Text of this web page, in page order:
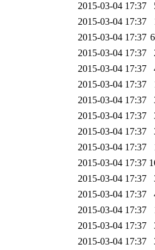
2015-03-04 17:37
2015-03-04 17:37
2015-03-04 17:37
2015-03-04 17:37
2015-03-04 17:37
2015-03-04 17:37
2015-03-04 17:37
2015-03-04 17:37
2015-03-04 17:37
2015-03-04 17:37
2015-03-04 17:37
2015-03-04 17:37
2015-03-04 17:37
2015-03-04 17:37
2015-03-04 17:37
2015-03-04 17:37